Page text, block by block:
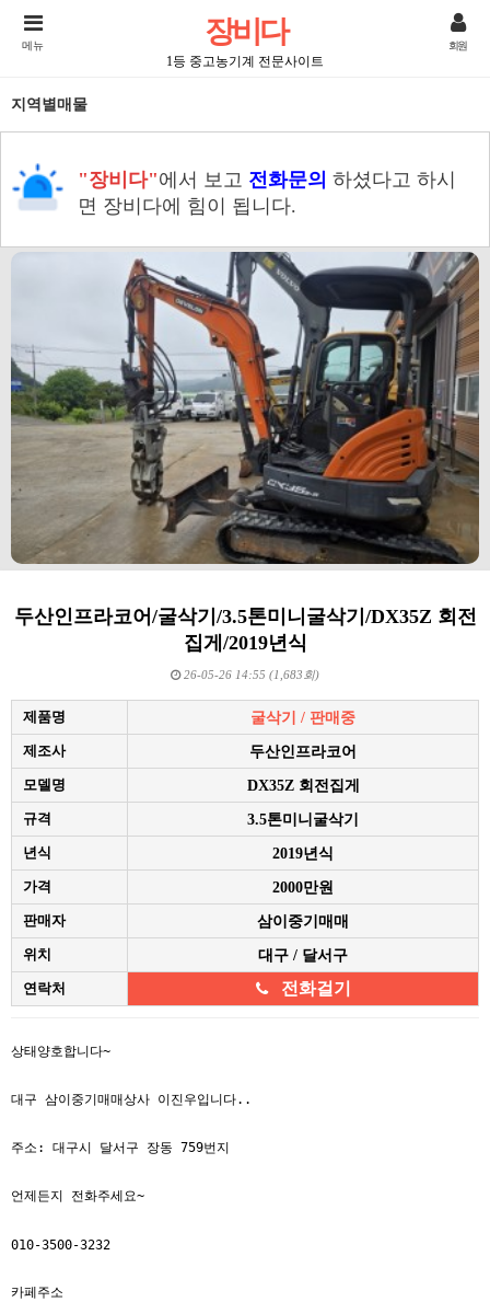
장비다
1등 중고농기계 전문사이트
메뉴 회원
지역별매물
"장비다"에서 보고 전화문의 하셨다고 하시
면 장비다에 힘이 됩니다.
두산인프라코어/굴삭기/3.5톤미니굴삭기/DX35Z 회전
집게/2019년식
26-05-26 14:55 (1,683회)
제품명 굴삭기 / 판매중
제조사 두산인프라코어
모델명 DX35Z 회전집게
규격 3.5톤미니굴삭기
년식 2019년식
가격 2000만원
판매자 삼이중기매매
위치 대구 / 달서구
연락처 전화걸기
본문
상태양호합니다~
대구 삼이중기매매상사 이진우입니다..
주소: 대구시 달서구 장동 759번지
언제든지 전화주세요~
010-3500-3232
카페주소